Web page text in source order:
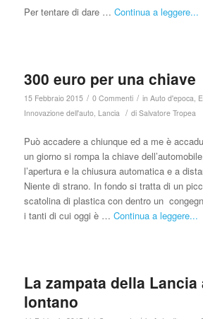
Per tentare di dare … Continua a leggere...
300 euro per una chiave
15 Febbraio 2015 / 0 Commenti / in Auto d'epoca
Innovazione dell'auto, Lancia / di Salvatore Tropea
Può accadere a chiunque ed a me è
un giorno si rompa la chiave
l’apertura e la chiusura automatica e a
Niente di strano. In fondo si tratta di un
scatolina di plastica con dentro un
i tanti di cui oggi è … Continua a leggere...
La zampata della Lancia
lontano